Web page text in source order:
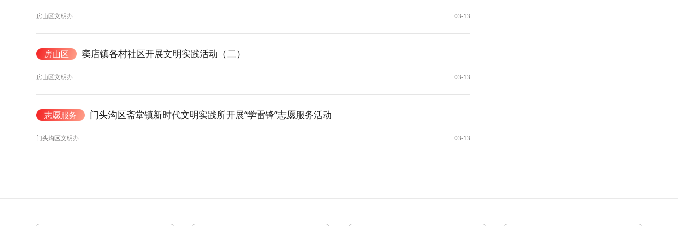
房山区文明办 03-13
房山区 窦店镇各村社区开展文明实践活动（二）
房山区文明办 03-13
志愿服务 门头沟区斋堂镇新时代文明实践所开展“学雷锋”志愿服务活动
门头沟区文明办 03-13